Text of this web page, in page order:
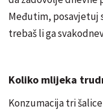
Međutim, posavjetuj
trebaš li ga
Koliko mlijeka
Konzumacija tri